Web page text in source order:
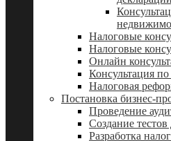
Налоговые
Налоговые
Онлайн
Консультация
Налоговая
Постановка бизнес-
Проведение
Создание тестов
Разработка